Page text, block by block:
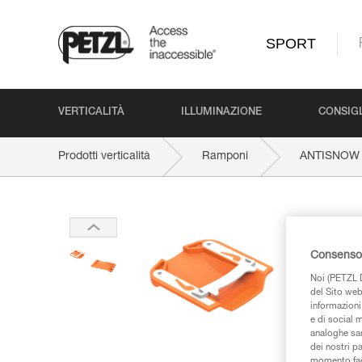
SPORT
VERTICALITÀ ILLUMINAZIONE
Prodotti verticalità Ramponi ANTISNOW
Noi
del Sito
e di social
analoghe
dei nostri